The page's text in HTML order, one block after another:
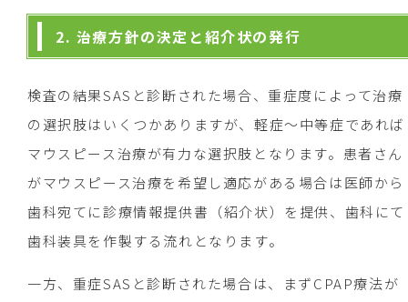
2. 治療方針の決定と紹介状の発行
検査の結果SASと診断された場合、重症度によって治療
の選択肢はいくつかありますが、軽症～中等症であれば
マウスピース治療が有力な選択肢となります。患者さん
がマウスピース治療を希望し適応がある場合は医師から
歯科宛てに診療情報提供書（紹介状）を提供、歯科にて
歯科装具を作製する流れとなります。
一方、重症SASと診断された場合は、まずCPAP療法が